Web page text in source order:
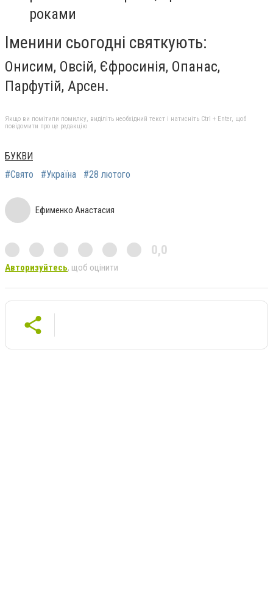
роками
Іменини сьогодні святкують:
Онисим, Овсій, Єфросинія, Опанас,
Парфутій, Арсен.
Якщо ви помітили помилку, виділіть необхідний текст і натисніть Ctrl + Enter, щоб
повідомити про це редакцію
БУКВИ
#Свято
#Україна #28 лютого
Ефименко Анастасия
0,0
Авторизуйтесь, щоб оцінити